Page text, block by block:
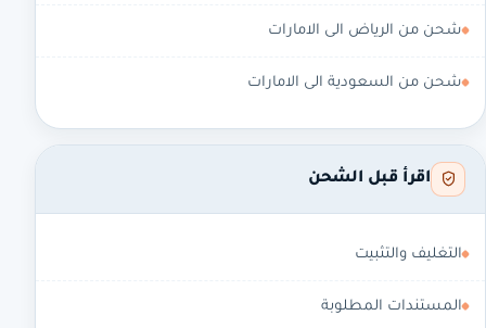
شحن من الرياض الى الامارات
شحن من السعودية الى الامارات
اقرأ قبل الشحن
التغليف والتثبيت
المستندات المطلوبة